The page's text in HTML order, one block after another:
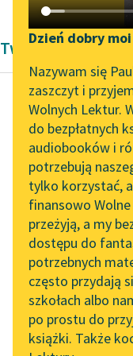
Katalog DAISY
Podkasty o książkach
Aktualności
„Prokurator Alicja
do słuchania
Byliśmy częścią AI
Lab
Zapraszamy na
online z tłumaczkami
literatury
Spotkanie z Katarzyną
Tunkiel w Oslo
102. lata temu zmarł
Joseph Conrad
Dzień dobry
Nazywam się
zaszczyt i
Wolnych Lektur.
do bezpłatnych
audiobooków i
potrzebują
tylko korzystać,
finansowo
przeżyją, a my
dostępu do
potrzebnych
często przydają
szkołach albo
po prostu do
książki. Także
Twórczość